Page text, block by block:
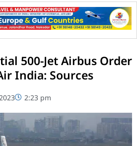
500-Jet Airbus Order
India: Sources
2:23 pm